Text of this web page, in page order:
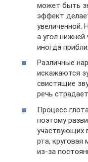
может быть
эффект
увеличенной.
а угол
иногда
Различные
искажаются
свистящие
речь
Процесс
поэтому
участвующих
рта,
из-за